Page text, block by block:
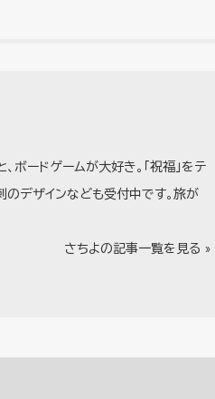
ボードゲームが大好き。「祝福」をテ
デザインなども受付中です。旅が
さちよの記事一覧を見る »